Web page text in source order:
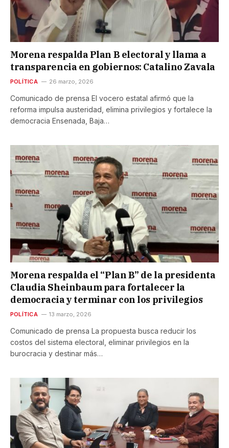
Morena respalda Plan B electoral y llama a
transparencia en gobiernos: Catalino Zavala
POLÍTICA 26 marzo, 2026
Comunicado de prensa El vocero estatal afirmó que la
reforma impulsa austeridad, elimina privilegios y fortalece la
democracia Ensenada, Baja…
Morena respalda el “Plan B” de la presidenta
Claudia Sheinbaum para fortalecer la
democracia y terminar con los privilegios
POLÍTICA 13 marzo, 2026
Comunicado de prensa La propuesta busca reducir los
costos del sistema electoral, eliminar privilegios en la
burocracia y destinar más…